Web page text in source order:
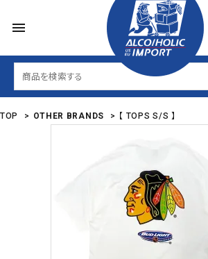
menu
TOP > OTHER BRANDS > 【 TOPS S/S 】